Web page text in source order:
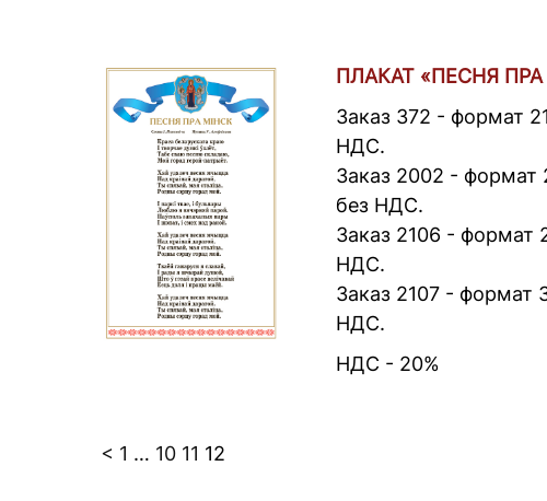
ПЛАКАТ «ПЕСНЯ
Заказ 372 - формат
НДС.
Заказ 2002 - формат
без НДС.
Заказ 2106 - формат
НДС.
Заказ 2107 - формат
НДС.
НДС - 20%
Posts
< 1 … 10 11 12